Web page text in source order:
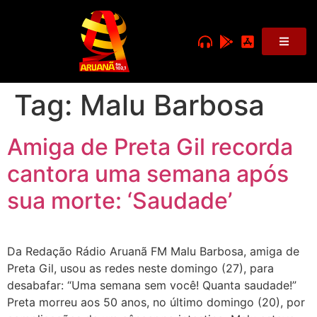
Tag: Malu Barbosa
Amiga de Preta Gil recorda
cantora uma semana após
sua morte: ‘Saudade’
Da Redação Rádio Aruanã FM Malu Barbosa, amiga de
Preta Gil, usou as redes neste domingo (27), para
desabafar: “Uma semana sem você! Quanta saudade!”
Preta morreu aos 50 anos, no último domingo (20), por